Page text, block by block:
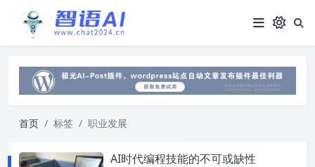
首页 标签 职业发展
AI时代编程技能的不可或缺性